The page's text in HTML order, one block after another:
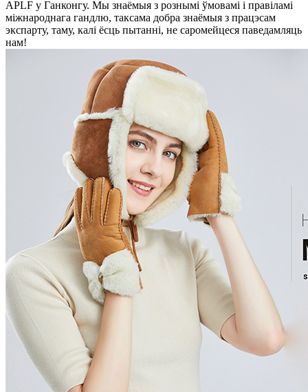
APLF у Ганконгу. Мы знаёмыя з рознымі ўмовамі і правіламі
міжнароднага гандлю, таксама добра знаёмыя з працэсам
экспарту, таму, калі ёсць пытанні, не саромейцеся паведамляць
нам!